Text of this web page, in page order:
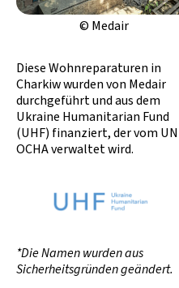
© Medair
Diese Wohnreparaturen in
Charkiw wurden von Medair
durchgeführt und aus dem
Ukraine Humanitarian Fund
(UHF) finanziert, der vom UN
OCHA verwaltet wird.
*Die Namen wurden aus
Sicherheitsgründen geändert.